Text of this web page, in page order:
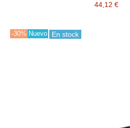
44,12 €
-30% Nuevo En stock